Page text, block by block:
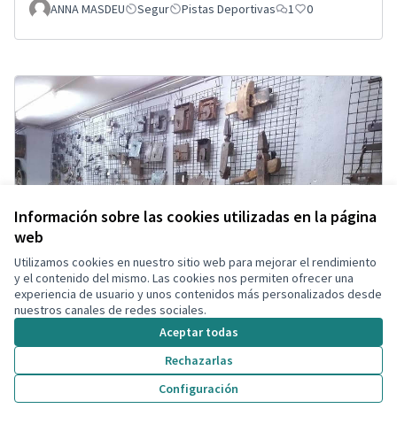
Información sobre las cookies utilizadas en la página
web
Utilizamos cookies en nuestro sitio web para mejorar el rendimiento
y el contenido del mismo. Las cookies nos permiten ofrecer una
experiencia de usuario y unos contenidos más personalizados desde
nuestros canales de redes sociales.
Aceptar todas
Rechazarlas
Configuración
ANNA MASDEU Segur Pistas Deportivas 1 0